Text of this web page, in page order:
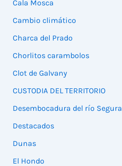
Cala Mosca
Cambio climático
Charca del Prado
Chorlitos carambolos
Clot de Galvany
CUSTODIA DEL TERRITORIO
Desembocadura del río Segura
Destacados
Dunas
El Hondo